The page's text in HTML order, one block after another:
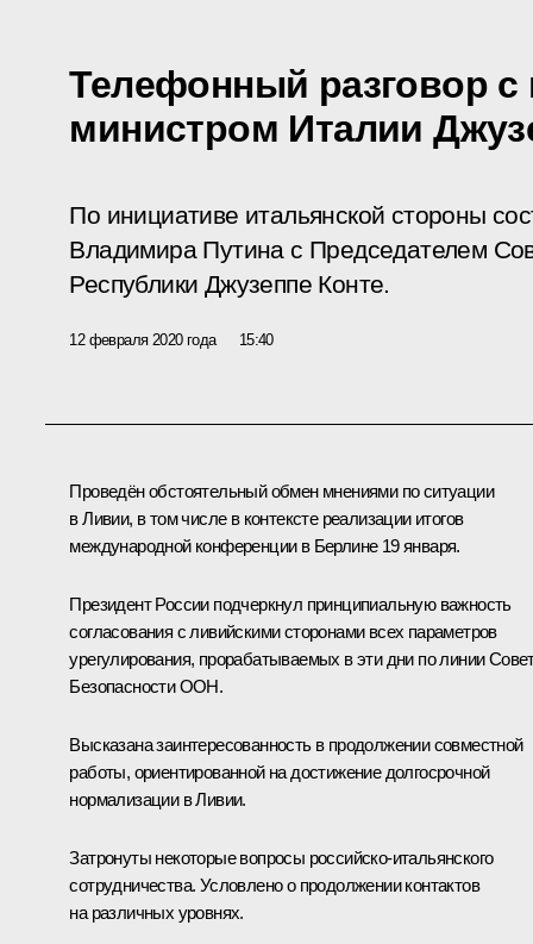
Телефонный разговор с
министром Италии
По инициативе итальянской стороны
Владимира Путина с Председателем
Республики Джузеппе Конте.
12 февраля 2020 года 15:40
Проведён обстоятельный обмен мнениями по ситуации
в Ливии, в том числе в контексте реализации итогов
международной конференции в Берлине 19 января.
Президент России подчеркнул принципиальную важность
согласования с ливийскими сторонами всех параметров
урегулирования, прорабатываемых в эти дни по линии
Безопасности ООН.
Высказана заинтересованность в продолжении совместной
работы, ориентированной на достижение долгосрочной
нормализации в Ливии.
Затронуты некоторые вопросы российско-итальянского
сотрудничества. Условлено о продолжении контактов
на различных уровнях.